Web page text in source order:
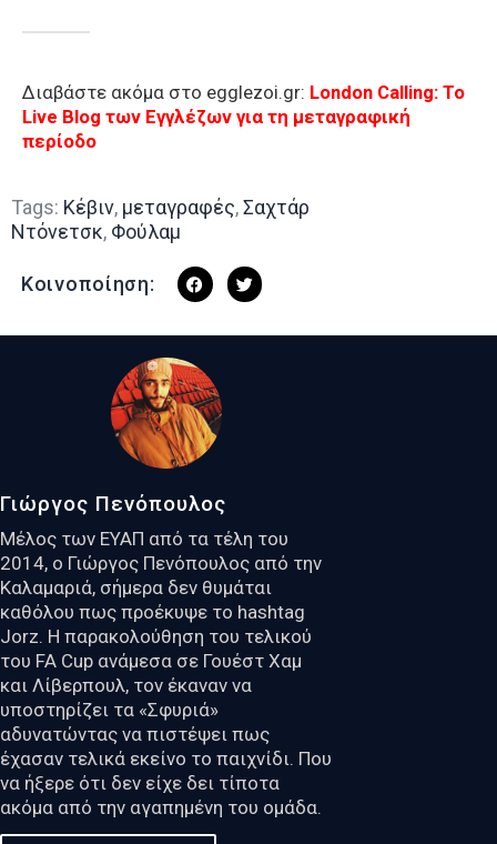
Διαβάστε ακόμα στο egglezoi.gr: London Calling: To
Live Blog των Εγγλέζων για τη μεταγραφική
περίοδο
Tags: Κέβιν, μεταγραφές,Σαχτάρ
Ντόνετσκ, Φούλαμ
Κοινοποίηση:
Γιώργος Πενόπουλος
Μέλος των ΕΥΑΠ από τα τέλη του
2014, ο Γιώργος Πενόπουλος από την
Καλαμαριά, σήμερα δεν θυμάται
καθόλου πως προέκυψε το hashtag
Jorz. Η παρακολούθηση του τελικού
του FA Cup ανάμεσα σε Γουέστ Χαμ
και Λίβερπουλ, τον έκαναν να
υποστηρίζει τα «Σφυριά»
αδυνατώντας να πιστέψει πως
έχασαν τελικά εκείνο το παιχνίδι. Που
να ήξερε ότι δεν είχε δει τίποτα
ακόμα από την αγαπημένη του ομάδα.